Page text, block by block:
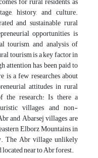
history, and culture.
and sustainable rural
opportunities is
tourism, and analysis of
tourism is a key factor in
attention has been paid to
is a few researches about
attitudes in rural
the research: Is there a
villages and non-
and Abarsej villages are
Elborz Mountains in
The Abr village unlikely
near to Abr forest.